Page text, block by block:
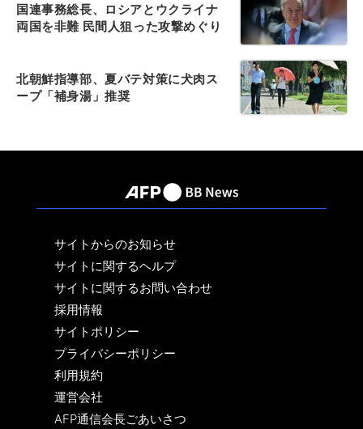
国連事務総長、ロシアとウクライナ
両国を非難 民間人狙った攻撃めぐり
北朝鮮指導部、夏バテ対策に犬肉ス
ープ「補身湯」推奨
サイトからのお知らせ
サイトに関するヘルプ
サイトに関するお問い合わせ
採用情報
サイトポリシー
プライバシーポリシー
利用規約
運営会社
AFP通信会長ごあいさつ